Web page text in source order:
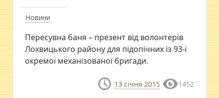
Новини
Пересувна баня – презент від волонтерів
Лохвицького району для підопічних із 93-ї
окремої механізованої бригади.
13 січня 2015 1452